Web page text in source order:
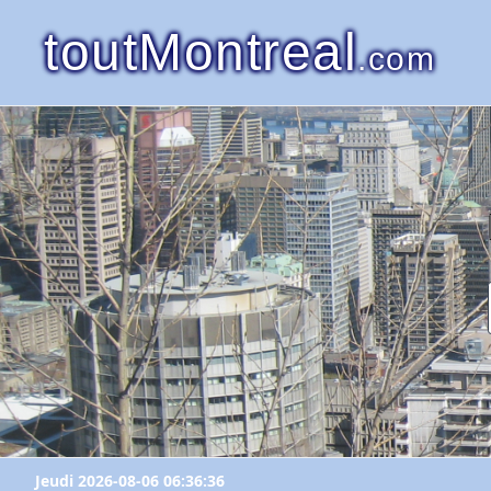
toutMontreal.com
Jeudi 2026-08-06 06:36:36